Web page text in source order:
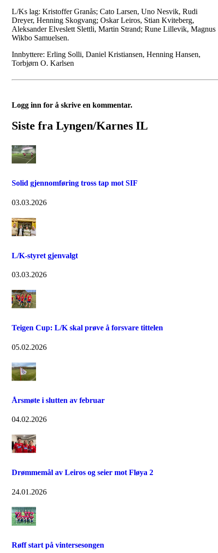
L/Ks lag: Kristoffer Granås; Cato Larsen, Uno Nesvik, Rudi
Dreyer, Henning Skogvang; Oskar Leiros, Stian Kviteberg,
Aleksander Elveslett Slettli, Martin Strand; Rune Lillevik, Magnus
Wikbo Samuelsen.
Innbyttere: Erling Solli, Daniel Kristiansen, Henning Hansen,
Torbjørn O. Karlsen
Logg inn for å skrive en kommentar.
Siste fra Lyngen/Karnes IL
Solid gjennomføring tross tap mot SIF
03.03.2026
L/K-styret gjenvalgt
03.03.2026
Teigen Cup: L/K skal prøve å forsvare tittelen
05.02.2026
Årsmøte i slutten av februar
04.02.2026
Drømmemål av Leiros og seier mot Fløya 2
24.01.2026
Røff start på vintersesongen